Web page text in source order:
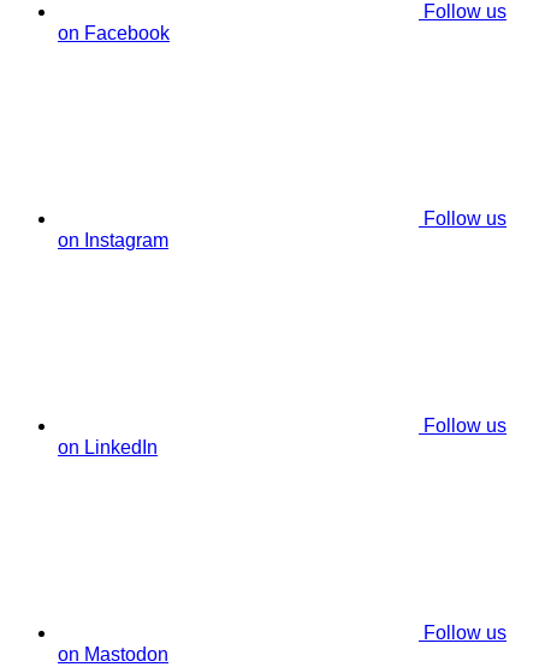
Follow us
on Facebook
Follow us
on Instagram
Follow us
on LinkedIn
Follow us
on Mastodon